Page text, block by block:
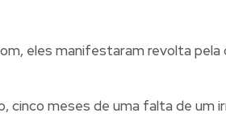
eles manifestaram revolta pela
cinco meses de uma falta de um